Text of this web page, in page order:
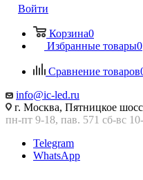
Войти
Корзина0
Избранные товары0
Сравнение товаров
info@ic-led.ru
г. Москва, Пятницкое
пн-пт 9-18, пав. 571 сб-вс
Telegram
WhatsApp